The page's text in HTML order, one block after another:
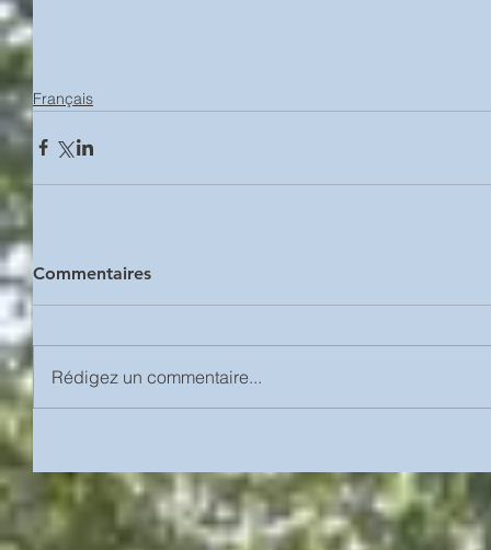
Français
Commentaires
Rédigez un commentaire...